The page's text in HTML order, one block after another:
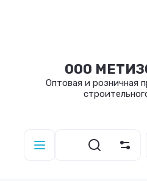
ООО
Оптовая и розничная